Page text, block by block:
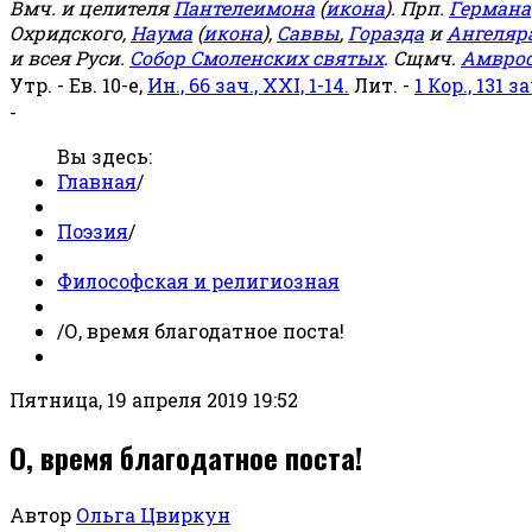
Вмч. и целителяПантелеимона (икона). Прп. Германа
Охридского, Наума (икона), Саввы, Горазда и
и всея Руси. Собор Смоленских святых. Сщмч.
Утр. - Ев. 10-е, Ин., 66 зач., XXI, 1-14. Лит. - 1 Кор., 131
-
Вы здесь:
Главная/
Поэзия/
Философская и религиозная
/О, время благодатное поста!
Пятница, 19 апреля 2019 19:52
О, время благодатное поста!
Автор Ольга Цвиркун